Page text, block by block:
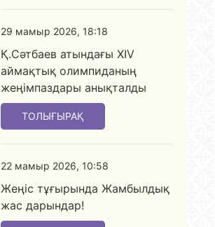
29 мамыр 2026, 18:18
Қ.Сәтбаев атындағы XIV
аймақтық олимпиданың
жеңімпаздары анықталды
ТОЛЫҒЫРАҚ
22 мамыр 2026, 10:58
Жеңіс тұғырында Жамбылдық
жас дарындар!